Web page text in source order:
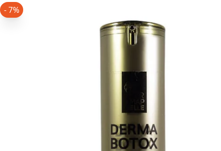
- 7%